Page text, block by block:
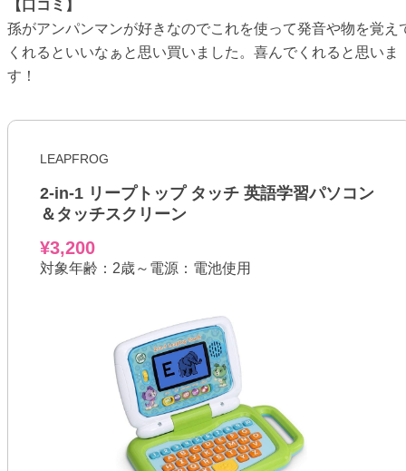
【口コミ】
孫がアンパンマンが好きなのでこれを使って発音や物を覚え
くれるといいなぁと思い買いました。喜んでくれると思いま
す！
LEAPFROG
2-in-1 リープトップ タッチ 英語学習パソコン
＆タッチスクリーン
¥3,200
対象年齢：2歳～電源：電池使用